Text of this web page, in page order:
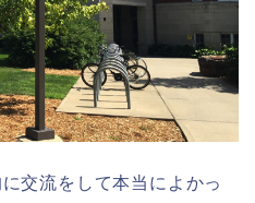
交流をして本当によかっ